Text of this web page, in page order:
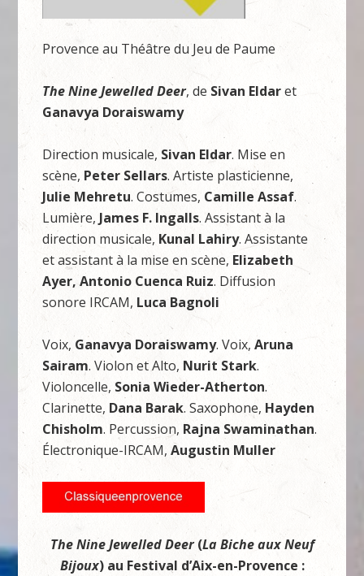
Provence au Théâtre du Jeu de Paume
The Nine Jewelled Deer, de Sivan Eldaret
Ganavya Doraiswamy
Direction musicale, Sivan Eldar. Mise en
scène, Peter Sellars. Artiste plasticienne,
Julie Mehretu. Costumes, Camille Assaf.
Lumière, James F. Ingalls. Assistant à la
direction musicale, Kunal Lahiry. Assistante
et assistant à la mise en scène, Elizabeth
Ayer, Antonio Cuenca Ruiz. Diffusion
sonore IRCAM, Luca Bagnoli
Voix, Ganavya Doraiswamy. Voix,Aruna
Sairam. Violon et Alto, Nurit Stark.
Violoncelle, Sonia Wieder-Atherton.
Clarinette, Dana Barak. Saxophone, Hayden
Chisholm. Percussion, Rajna Swaminathan.
Électronique-IRCAM,Augustin Muller
The Nine Jewelled Deer(La Biche aux Neuf
Bijoux) au Festival d’Aix-en-Provence :